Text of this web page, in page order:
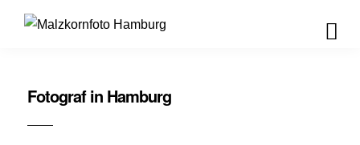
Fotograf in Hamburg